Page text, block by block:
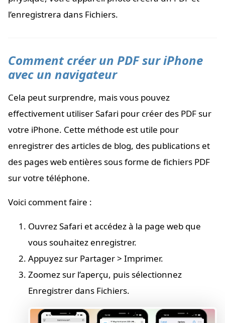
l’enregistrera dans Fichiers.
Comment créer un PDF sur iPhone
avec un navigateur
Cela peut surprendre, mais vous pouvez
effectivement utiliser Safari pour créer des PDF sur
votre iPhone. Cette méthode est utile pour
enregistrer des articles de blog, des publications et
des pages web entières sous forme de fichiers PDF
sur votre téléphone.
Voici comment faire :
Ouvrez Safari et accédez à la page web que
vous souhaitez enregistrer.
Appuyez sur Partager > Imprimer.
Zoomez sur l’aperçu, puis sélectionnez
Enregistrer dans Fichiers.